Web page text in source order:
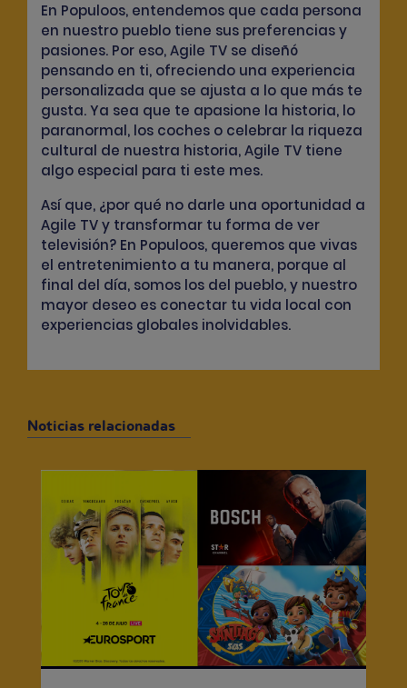
En Populoos, entendemos que cada persona
en nuestro pueblo tiene sus preferencias y
pasiones. Por eso, Agile TV se diseñó
pensando en ti, ofreciendo una experiencia
personalizada que se ajusta a lo que más te
gusta. Ya sea que te apasione la historia, lo
paranormal, los coches o celebrar la riqueza
cultural de nuestra historia, Agile TV tiene
algo especial para ti este mes.
Así que, ¿por qué no darle una oportunidad a
Agile TV y transformar tu forma de ver
televisión? En Populoos, queremos que vivas
el entretenimiento a tu manera, porque al
final del día, somos los del pueblo, y nuestro
mayor deseo es conectar tu vida local con
experiencias globales inolvidables.
Noticias relacionadas